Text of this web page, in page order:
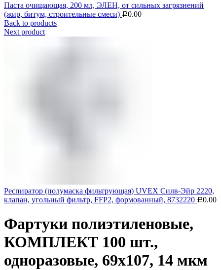
Паста очищающая, 200 мл, ЭЛЕН, от сильных загрязнений
(жир, битум, строительные смеси) Р0.00
Back to products
Next product
Респиратор (полумаска фильтрующая) UVEX Силв-Эйр 2220,
клапан, угольный фильтр, FFP2, формованный, 8732220 Р0.00
Фартуки полиэтиленовые,
КОМПЛЕКТ 100 шт.,
одноразовые, 69х107, 14 мкм